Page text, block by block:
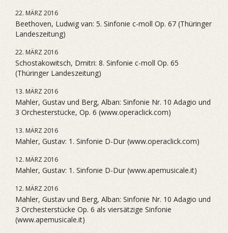
22. MÄRZ 2016
Beethoven, Ludwig van: 5. Sinfonie c-moll Op. 67 (Thüringer
Landeszeitung)
22. MÄRZ 2016
Schostakowitsch, Dmitri: 8. Sinfonie c-moll Op. 65
(Thüringer Landeszeitung)
13. MÄRZ 2016
Mahler, Gustav und Berg, Alban: Sinfonie Nr. 10 Adagio und
3 Orchesterstücke, Op. 6 (www.operaclick.com)
13. MÄRZ 2016
Mahler, Gustav: 1. Sinfonie D-Dur (www.operaclick.com)
12. MÄRZ 2016
Mahler, Gustav: 1. Sinfonie D-Dur (www.apemusicale.it)
12. MÄRZ 2016
Mahler, Gustav und Berg, Alban: Sinfonie Nr. 10 Adagio und
3 Orchesterstücke Op. 6 als viersätzige Sinfonie
(www.apemusicale.it)